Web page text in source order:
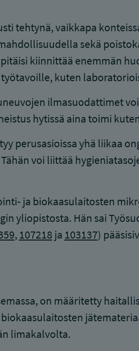
tehtynä, vaikkapa
sekä
kiinnittää enemmän
kuten
ilmasuodattimet
hytissä aina toimi
perusasioissa yhä liikaa
voi liittää
ja biokaasulaitosten
yliopistosta. Hän sai
,107218 ja 103137)
on määritetty
limakalvolta.